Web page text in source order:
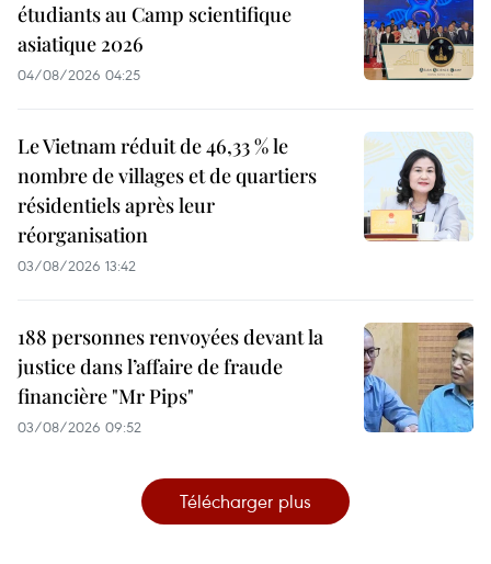
étudiants au Camp scientifique
asiatique 2026
04/08/2026 04:25
Le Vietnam réduit de 46,33 % le
nombre de villages et de quartiers
résidentiels après leur
réorganisation
03/08/2026 13:42
188 personnes renvoyées devant la
justice dans l’affaire de fraude
financière "Mr Pips"
03/08/2026 09:52
Télécharger plus